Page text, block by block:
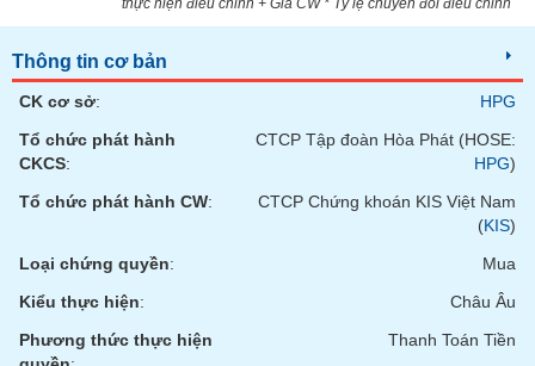
thực hiện điều chỉnh + Giá CW * Tỷ lệ chuyển đổi điều chỉnh
Thông tin cơ bản
CK cơ sở:
HPG
Tổ chức phát hành
CKCS:
CTCP Tập đoàn Hòa Phát (HOSE:
HPG)
Tổ chức phát hành CW:
CTCP Chứng khoán KIS Việt Nam
(KIS)
Loại chứng quyền:
Mua
Kiểu thực hiện:
Châu Âu
Phương thức thực hiện
Thanh Toán Tiền